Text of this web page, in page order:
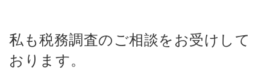
私も税務調査のご相談をお受けして
おります。